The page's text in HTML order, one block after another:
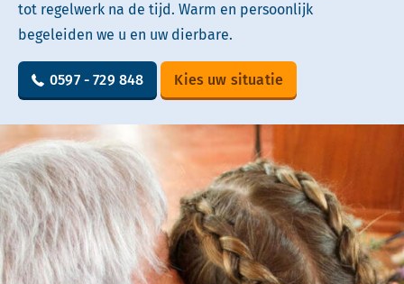
tot regelwerk na de tijd. Warm en persoonlijk
begeleiden we u en uw dierbare.
0597 - 729 848 Kies uw situatie